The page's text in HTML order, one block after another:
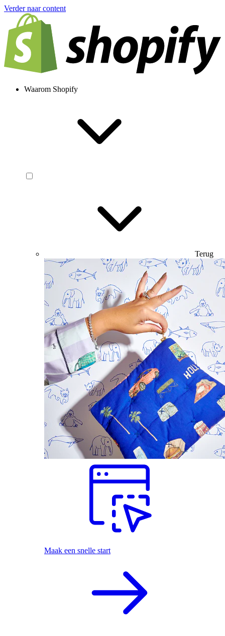
Verder naar content
Waarom Shopify
Terug
Maak een snelle start